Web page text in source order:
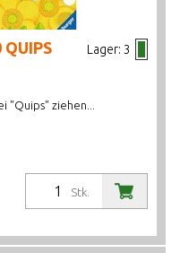
Lager: 3
QUIPS
"Quips" ziehen...
Stk.